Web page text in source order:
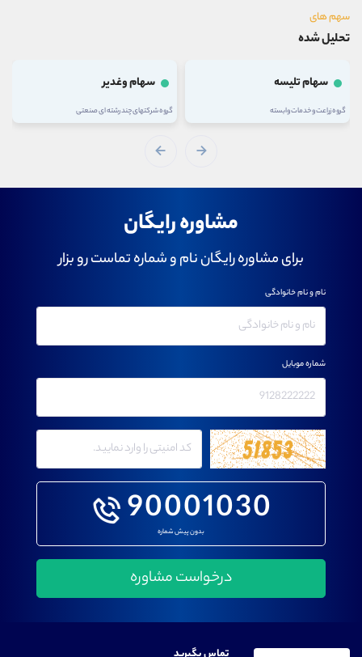
سهم های
تحلیل شده
سهام تلیسه
گروه زراعت و خدمات وابسته
سهام وغدیر
گروه شرکتهای چند رشته ای صنعتی
مشاوره رایگان
برای مشاوره رایگان نام و شماره تماست رو بزار
90001030
بدون پیش شماره
نام و نام خانوادگی
شماره موبایل